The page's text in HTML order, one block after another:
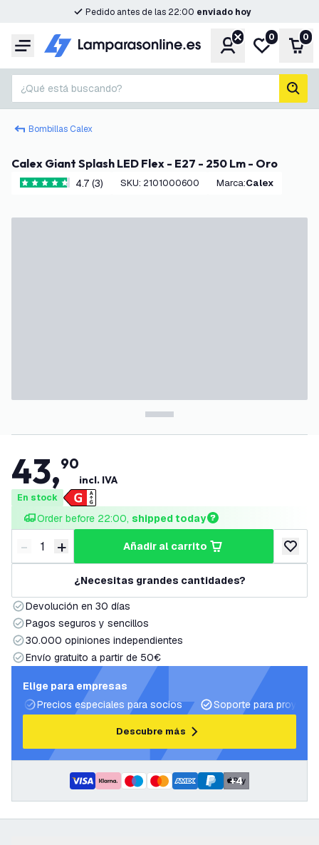
Pedido antes de las 22:00 enviado hoy
Menú CuentaMi lista de
0 0
¿Qué está buscando?
Bombillas Calex
Calex Giant Splash LED Flex - E27 - 250 Lm - Oro
4.7 estrellas de puntuación
4.7 (3) SKU: 2101000600 Marca: Calex
43,90
incl. IVA
En stock
Order before 22:00, shipped today
Disminuir cantidad
- Aumentar cantidad
+ añadir al carrito
añadir
¿Necesitas grandes cantidades?
Devolución en 30 días
Pagos seguros y sencillos
30.000 opiniones independientes
Envío gratuito a partir de 50€
Elige para empresas
Precios especiales para socios
Soporte para
Descubre más
+4